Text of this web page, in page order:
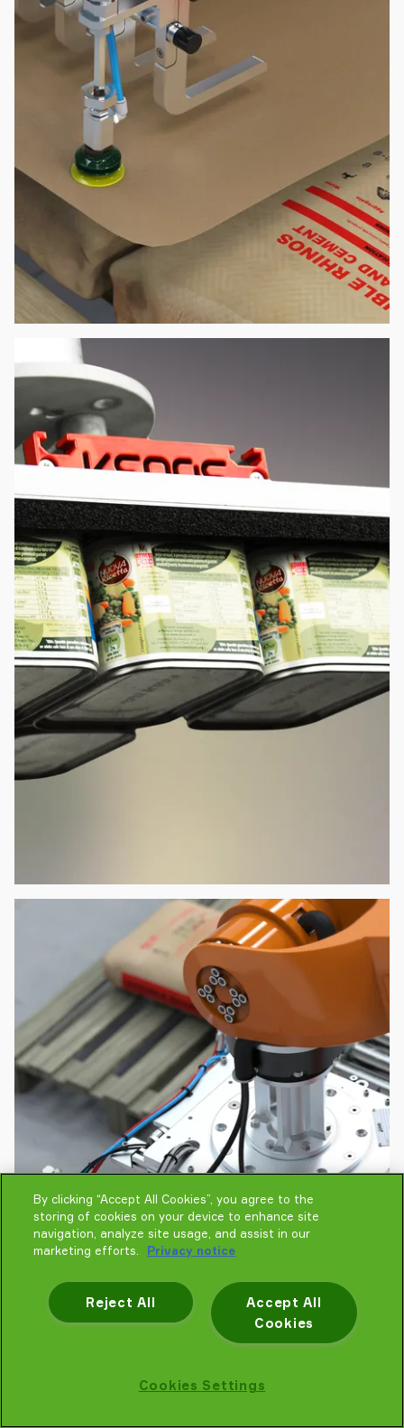
By clicking “Accept All Cookies”, you agree to the
storing of cookies on your device to enhance site
navigation, analyze site usage, and assist in our
marketing efforts.
Privacy notice
Accept All
Cookies
Reject All
Cookies Settings